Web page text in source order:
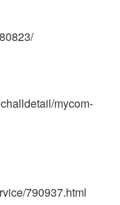
mycom-
790937.html